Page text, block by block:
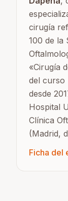
cirugía
100 de la
«Cirugía
del curso
desde
Hospital
Clínica
(Madrid,
Ficha del